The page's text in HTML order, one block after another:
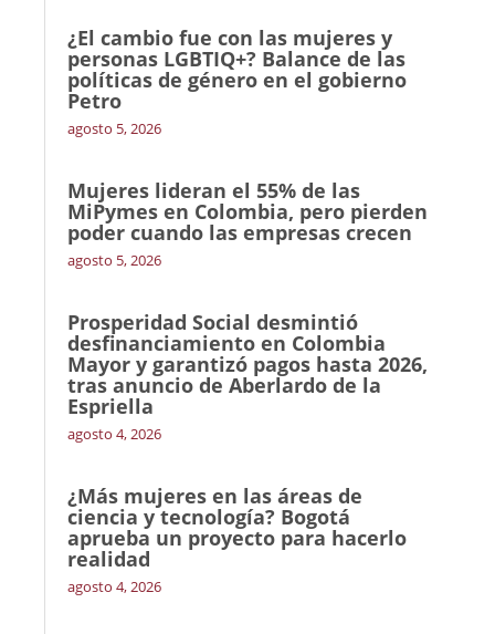
¿El cambio fue con las mujeres y
personas LGBTIQ+? Balance de las
políticas de género en el gobierno
Petro
agosto 5, 2026
Mujeres lideran el 55% de las
MiPymes en Colombia, pero pierden
poder cuando las empresas crecen
agosto 5, 2026
Prosperidad Social desmintió
desfinanciamiento en Colombia
Mayor y garantizó pagos hasta 2026,
tras anuncio de Aberlardo de la
Espriella
agosto 4, 2026
¿Más mujeres en las áreas de
ciencia y tecnología? Bogotá
aprueba un proyecto para hacerlo
realidad
agosto 4, 2026